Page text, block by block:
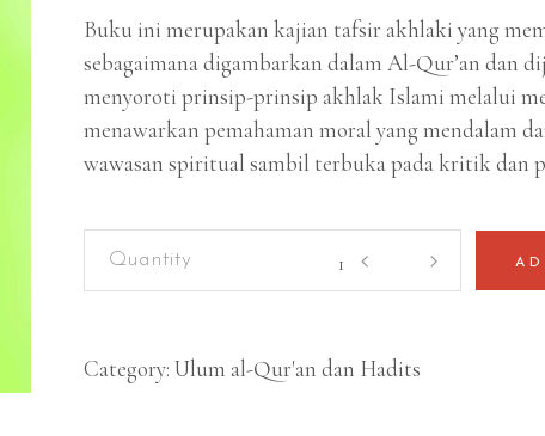
Buku ini merupakan kajian tafsir akhlaki yang
sebagaimana digambarkan dalam Al-Qur’an dan
menyoroti prinsip-prinsip akhlak Islami melalui
menawarkan pemahaman moral yang mendalam
wawasan spiritual sambil terbuka pada kritik dan
Ibnu
Category: Ulum al-Qur'an dan Hadits